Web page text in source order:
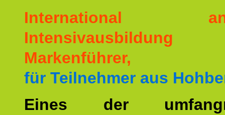
International
Markenführer,
für Teilnehmer aus
Eines der